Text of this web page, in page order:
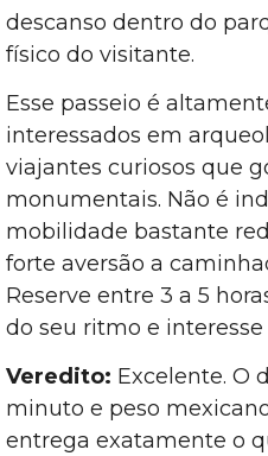
descanso dentro do
físico do visitante.
Esse passeio é
interessados em
viajantes curiosos que
monumentais. Não é
mobilidade bastante
forte aversão a
Reserve entre 3 a 5
do seu ritmo e interesse
Veredito: Excelente. O
minuto e peso
entrega exatamente o